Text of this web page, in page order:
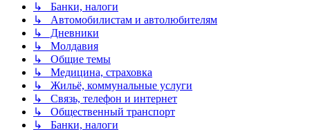
↳ Банки, налоги
↳ Автомобилистам и автолюбителям
↳ Дневники
↳ Молдавия
↳ Общие темы
↳ Медицина, страховка
↳ Жильё, коммунальные услуги
↳ Связь, телефон и интернет
↳ Общественный транспорт
↳ Банки, налоги